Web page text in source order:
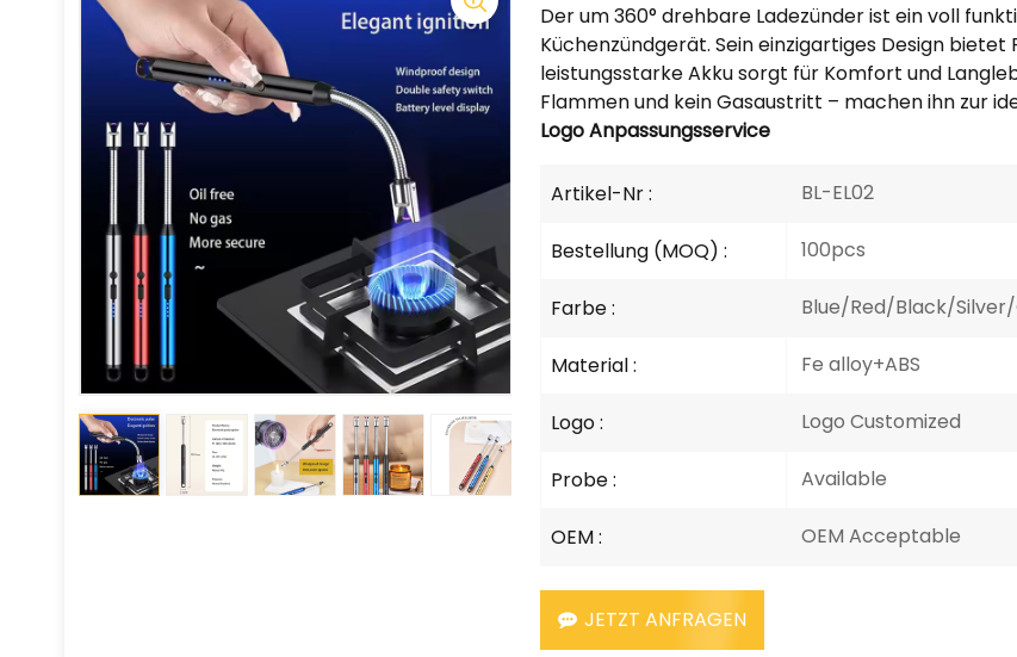
Der um 360° drehbare Ladezünder ist ein voll
Küchenzündgerät. Sein einzigartiges Design
leistungsstarke Akku sorgt für Komfort und
Flammen und kein Gasaustritt – machen ihn zur
LogoAnpassungsservice
Artikel-Nr : BL-EL02
Bestellung (MOQ) : 100pcs
Farbe : Blue/Red/Black/
Material : Fe alloy+ABS
Logo : Logo Customized
Probe : Available
OEM : OEM Acceptable
JETZT ANFRAGEN